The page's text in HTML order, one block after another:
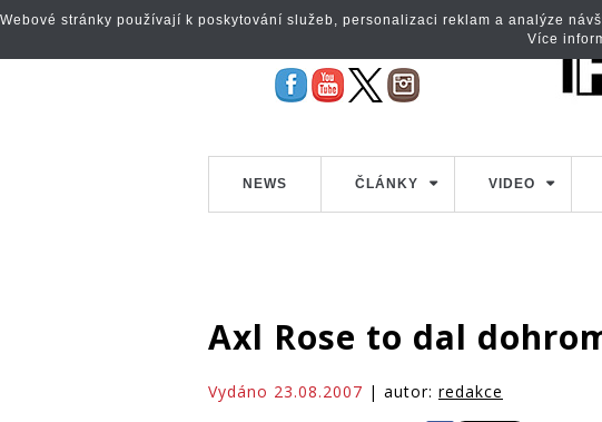
NEWS ČLÁNKY VIDEO
Axl Rose to dal
Vydáno 23.08.2007 | autor: redakce
Webové stránky používají k poskytování služeb, personalizaci reklam a analýze
Více